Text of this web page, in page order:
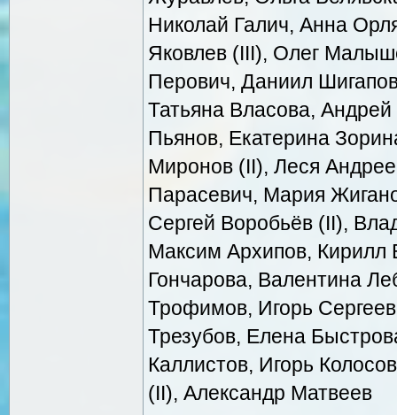
Николай Галич, Анна
Яковлев (III), Олег
Перович, Даниил
Татьяна Власова,
Пьянов, Екатерина
Миронов (II), Леся
Парасевич, Мария
Сергей Воробьёв (II),
Максим Архипов, Кирилл
Гончарова, Валентина
Трофимов, Игорь
Трезубов, Елена
Каллистов, Игорь
(II), Александр Матвеев